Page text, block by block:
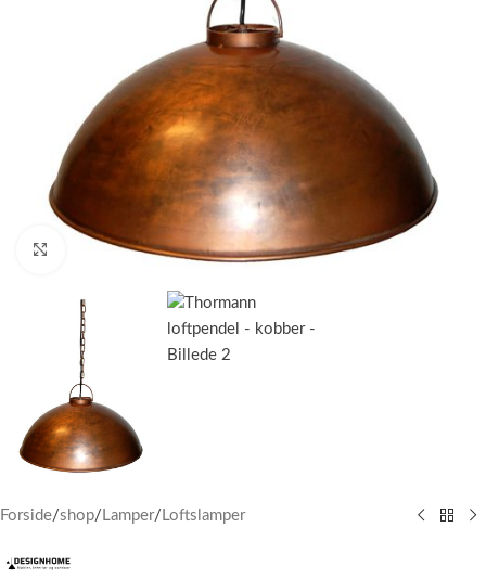
Klik for at forstørre
Forside/shop/ Lamper/ Loftslamper